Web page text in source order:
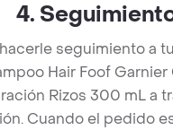
4.
seguimiento a
Hair Foof Garnier
Rizos 300 mL a
Cuando el pedido